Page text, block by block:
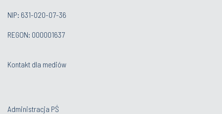
NIP: 631-020-07-36
REGON: 000001637
Kontakt dla mediów
Administracja PŚ